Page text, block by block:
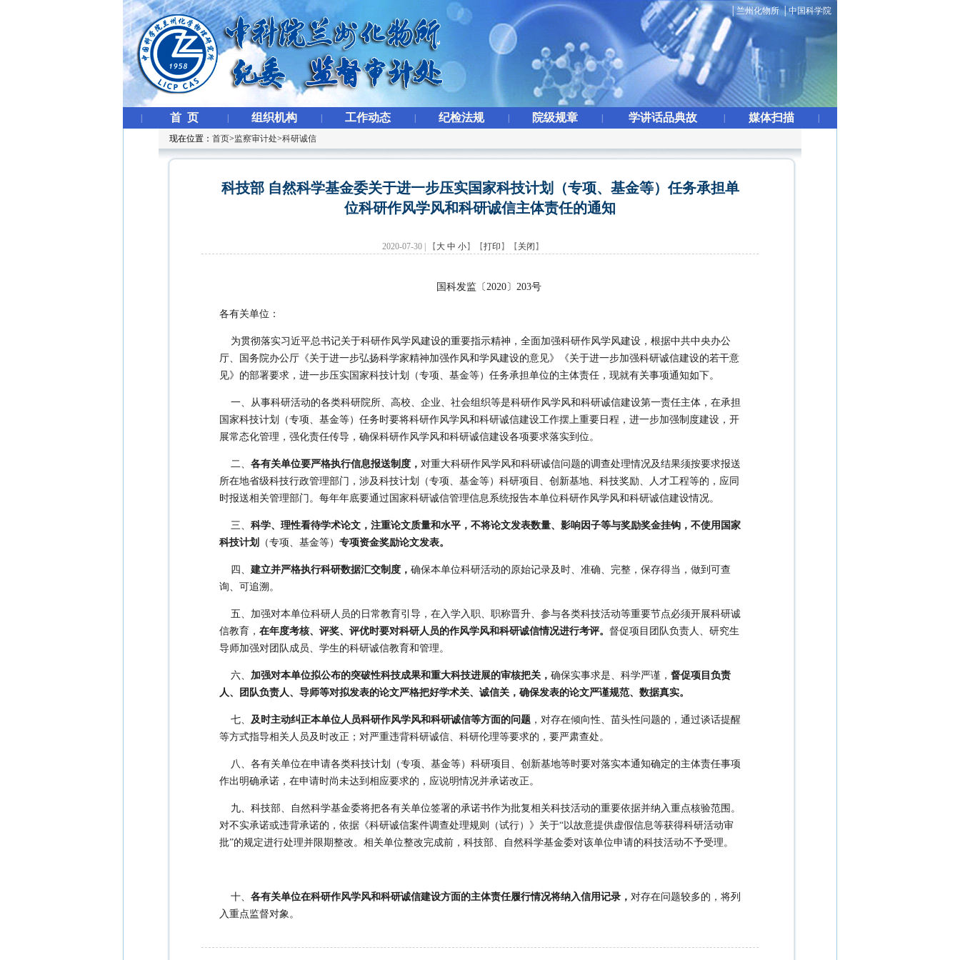
│兰州化物所 │中国科学院
首 页 组织机构 工作动态 纪检法规 院级规章 学讲话品典故 媒体扫描
现在位置： 首页>监察审计处>科研诚信
科技部 自然科学基金委关于进一步压实国家科技计划（专项、基金等）任务承担单
位科研作风学风和科研诚信主体责任的通知
2020-07-30 | 【 大 中 小】【打印 】【 关闭 】
国科发监〔2020〕203号
各有关单位：
为贯彻落实习近平总书记关于科研作风学风建设的重要指示精神，全面加强科研作风学风建设，根据中共中央办公
厅、国务院办公厅《关于进一步弘扬科学家精神加强作风和学风建设的意见》《关于进一步加强科研诚信建设的若干意
见》的部署要求，进一步压实国家科技计划（专项、基金等）任务承担单位的主体责任，现就有关事项通知如下。
一、从事科研活动的各类科研院所、高校、企业、社会组织等是科研作风学风和科研诚信建设第一责任主体，在承担
国家科技计划（专项、基金等）任务时要将科研作风学风和科研诚信建设工作摆上重要日程，进一步加强制度建设，开
展常态化管理，强化责任传导，确保科研作风学风和科研诚信建设各项要求落实到位。
二、 各有关单位要严格执行信息报送制度， 对重大科研作风学风和科研诚信问题的调查处理情况及结果须按要求报送
所在地省级科技行政管理部门，涉及科技计划（专项、基金等）科研项目、创新基地、科技奖励、人才工程等的，应同
时报送相关管理部门。每年年底要通过国家科研诚信管理信息系统报告本单位科研作风学风和科研诚信建设情况。
三、 科学、理性看待学术论文，注重论文质量和水平，不将论文发表数量、影响因子等与奖励奖金挂钩，不使用国家
科技计划
（专项、基金等） 专项资金奖励论文发表。
四、 建立并严格执行科研数据汇交制度， 确保本单位科研活动的原始记录及时、准确、完整，保存得当，做到可查
询、可追溯。
五、加强对本单位科研人员的日常教育引导，在入学入职、职称晋升、参与各类科技活动等重要节点必须开展科研诚
信教育， 在年度考核、评奖、评优时要对科研人员的作风学风和科研诚信情况进行考评。 督促项目团队负责人、研究生
导师加强对团队成员、学生的科研诚信教育和管理。
六、 加强对本单位拟公布的突破性科技成果和重大科技进展的审核把关， 确保实事求是、科学严谨， 督促项目负责
人、团队负责人、导师等对拟发表的论文严格把好学术关、诚信关，确保发表的论文严谨规范、数据真实。
七、 及时主动纠正本单位人员科研作风学风和科研诚信等方面的问题 ，对存在倾向性、苗头性问题的，通过谈话提醒
等方式指导相关人员及时改正；对严重违背科研诚信、科研伦理等要求的，要严肃查处。
八、各有关单位在申请各类科技计划（专项、基金等）科研项目、创新基地等时要对落实本通知确定的主体责任事项
作出明确承诺，在申请时尚未达到相应要求的，应说明情况并承诺改正。
九、科技部、自然科学基金委将把各有关单位签署的承诺书作为批复相关科技活动的重要依据并纳入重点核验范围。
对不实承诺或违背承诺的，依据《科研诚信案件调查处理规则（试行）》关于“以故意提供虚假信息等获得科研活动审
批”的规定进行处理并限期整改。相关单位整改完成前，科技部、自然科学基金委对该单位申请的科技活动不予受理。
十、 各有关单位在科研作风学风和科研诚信建设方面的主体责任履行情况将纳入信用记录， 对存在问题较多的，将列
入重点监督对象。